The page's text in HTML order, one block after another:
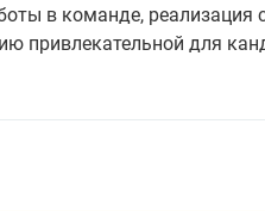
в команде, реализация
привлекательной для